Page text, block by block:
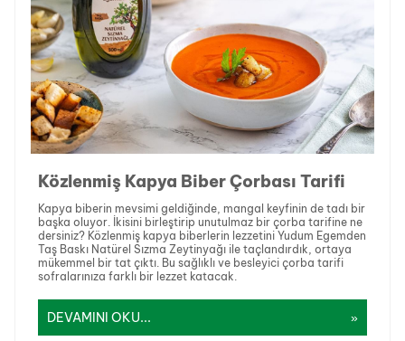
Közlenmiş Kapya Biber Çorbası Tarifi
Kapya biberin mevsimi geldiğinde, mangal keyfinin de tadı bir
başka oluyor. İkisini birleştirip unutulmaz bir çorba tarifine ne
dersiniz? Közlenmiş kapya biberlerin lezzetini Yudum Egemden
Taş Baskı Natürel Sızma Zeytinyağı ile taçlandırdık, ortaya
mükemmel bir tat çıktı. Bu sağlıklı ve besleyici çorba tarifi
sofralarınıza farklı bir lezzet katacak.
DEVAMINI OKU...